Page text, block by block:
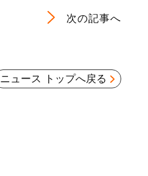
次の記事へ
ニュース トップへ戻る